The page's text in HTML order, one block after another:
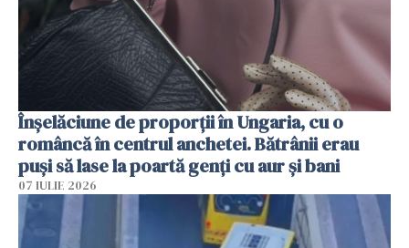
Înșelăciune de proporții în Ungaria, cu o
româncă în centrul anchetei. Bătrânii erau
puși să lase la poartă genți cu aur și bani
07 IULIE 2026